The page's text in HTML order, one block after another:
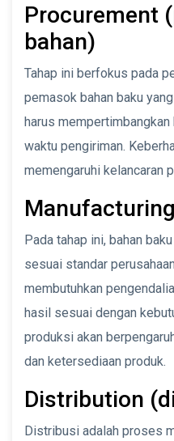
Procurement
bahan)
Tahap ini berfokus pada
pemasok bahan baku
harus mempertimbangkan
waktu pengiriman.
memengaruhi kelancaran
Pada tahap ini, bahan
sesuai standar
membutuhkan
hasil sesuai dengan
produksi akan
dan ketersediaan produk.
Distribution
Distribusi adalah proses